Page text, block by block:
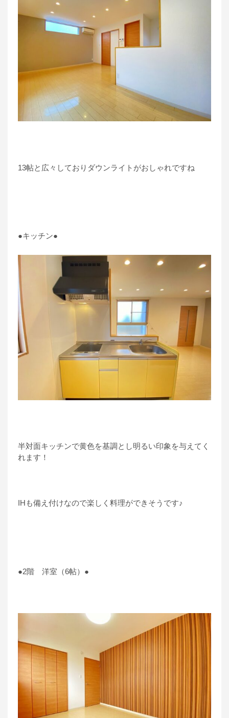
13帖と広々しておりダウンライトがおしゃれですね
●キッチン●
半対面キッチンで黄色を基調とし明るい印象を与えてく
れます！
IHも備え付けなので楽しく料理ができそうです♪
●2階 洋室（6帖）●